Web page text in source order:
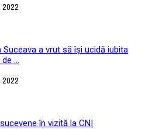
Suceava a vrut să își ucidă iubita
...
în vizită la CNI